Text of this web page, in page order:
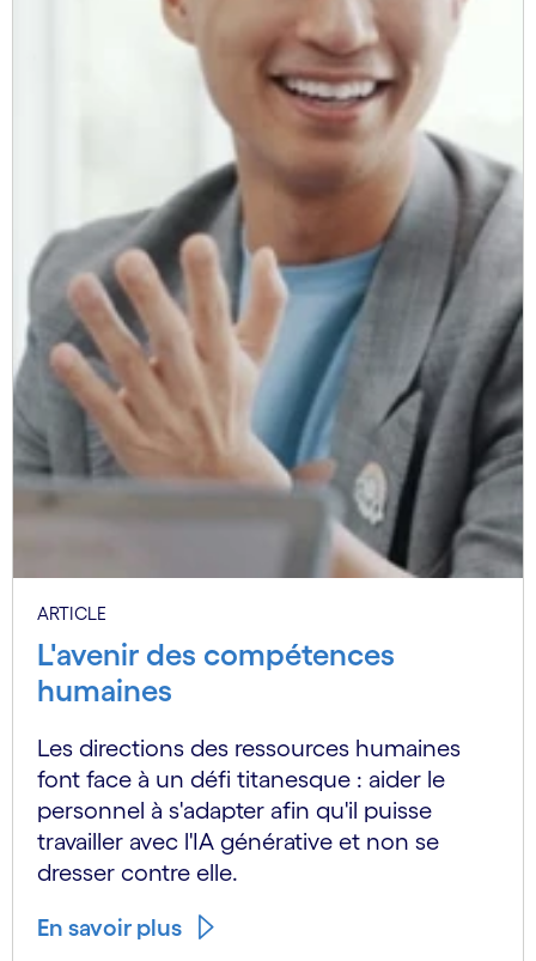
ARTICLE
L'avenir des compétences
humaines
Les directions des ressources humaines
font face à un défi titanesque : aider le
personnel à s'adapter afin qu'il puisse
travailler avec l'IA générative et non se
dresser contre elle.
En savoir plus